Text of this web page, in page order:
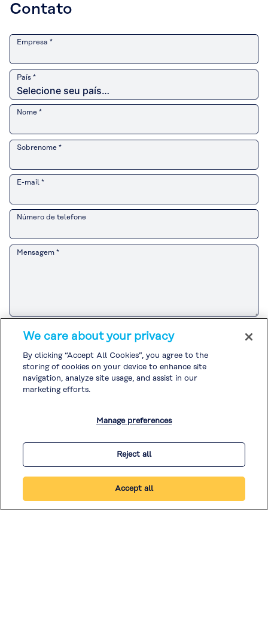
Contato
Empresa *
País *
Nome *
Sobrenome *
E-mail *
Número de telefone
Mensagem *
Consulte o Aviso de Privacidade do Cliente
Kuraray lida com informações pessoais relacionadas a atividades de
Se você concorda com o Aviso de Privacidade do Cliente, marque a
caixa e envie sua solicitação.
Consulte aPolítica de Privacidadee aPolítica de Cookies
tratamento de outras informações pessoais.
We care about your privacy
By clicking “Accept All Cookies”, you agree to the
storing of cookies on your device to enhance site
navigation, analyze site usage, and assist in our
marketing efforts.
Manage preferences
Reject all
Accept all